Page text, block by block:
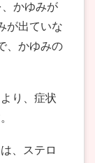
かゆみが
が出ていな
、かゆみの
り、症状
、ステロ